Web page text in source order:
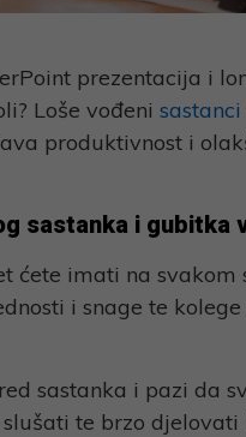
prezentacija i
Loše vođeni sastanci
produktivnost i
sastanka i gubitka
ćete imati na svakom
i snage te
sastanka i pazi da
te brzo